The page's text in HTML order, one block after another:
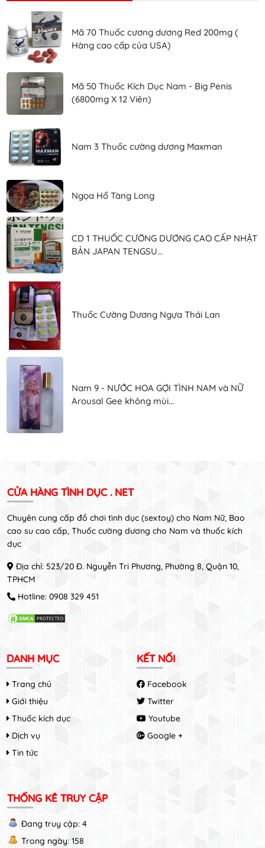
Mã 70 Thuốc cương dương Red 200mg (
Hàng cao cấp của USA)
Mã 50 Thuốc Kích Dục Nam - Big Penis
(6800mg X 12 Viên)
Nam 3 Thuốc cường dương Maxman
Ngọa Hổ Tàng Long
CD 1 THUỐC CƯỜNG DƯƠNG CAO CẤP NHẬT
BẢN JAPAN TENGSU...
Thuốc Cường Dương Ngựa Thái Lan
Nam 9 - NƯỚC HOA GỢI TÌNH NAM và NỮ
Arousal Gee không mùi...
CỬA HÀNG TÌNH DỤC . NET
Chuyên cung cấp đồ chơi tình dục (sextoy) cho Nam Nữ, Bao
cao su cao cấp, Thuốc cường dương cho Nam và thuốc kích
dục
Địa chỉ: 523/20 Đ. Nguyễn Tri Phương, Phường 8, Quận 10,
TPHCM
Hotline: 0908 329 451
DANH MỤC
Trang chủ
Giới thiệu
Thuốc kích dục
Dịch vụ
Tin tức
KẾT NỐI
Facebook
Twitter
Youtube
Google +
THỐNG KÊ TRUY CẬP
Đang truy cập: 4
Trong ngày: 158